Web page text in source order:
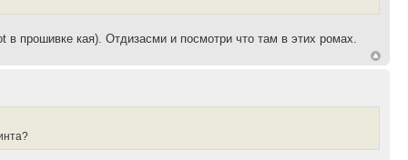
в прошивке кая). Отдизасми и посмотри что там в этих ромах.